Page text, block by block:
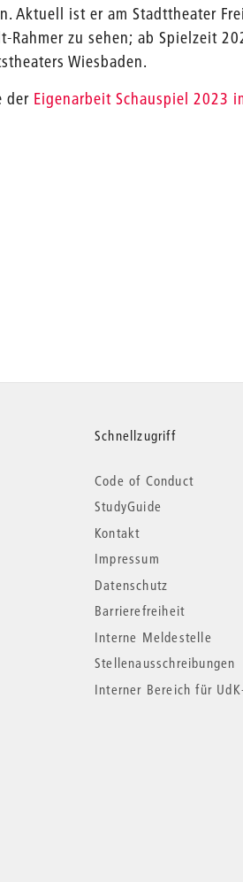
Aktuell ist er am Stadttheater
Rahmer zu sehen; ab Spielzeit
Wiesbaden.
der Eigenarbeit Schauspiel 2023
Schnellzugriff
Code of Conduct
StudyGuide
Kontakt
Impressum
Datenschutz
Barrierefreiheit
Interne Meldestelle
Stellenausschreibungen
Interner Bereich für